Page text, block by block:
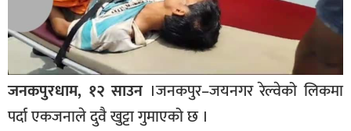
राजनीति
प्रमुख
समाचार
राष्ट्रिय
जनकपुरधाम, १२ साउन।जनकपुर–जयनगर रेल्वेको लिकमा
पर्दा एकजनाले दुवै खुट्टा गुमाएको छ ।